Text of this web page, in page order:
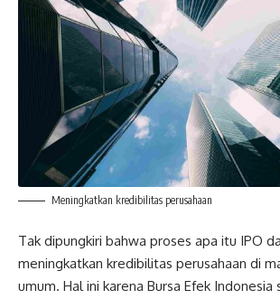
Meningkatkan kredibilitas perusahaan
Tak dipungkiri bahwa proses apa itu IPO
meningkatkan kredibilitas perusahaan di
umum. Hal ini karena Bursa Efek Indonesia